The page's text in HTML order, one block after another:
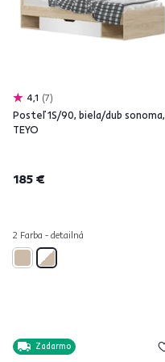
4,1 7
Posteľ 1S/90, biela/dub sonoma,
TEYO
185 €
2 Farba - detailná
Zadarmo